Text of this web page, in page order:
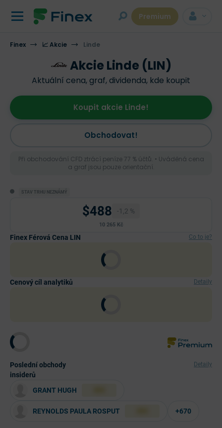
Premium
Finex 📈 Akcie Linde
Akcie Linde (LIN)
Aktuální cena, graf, dividenda, kde koupit
Obchodovat!
Koupit akcie Linde!
Při obchodování CFD ztrácí peníze 77 % účtů. • Uváděná cena
a graf jsou pouze orientační.
STAV TRHU NEZNÁMÝ
$488 -1,2 %
10 265 Kč
Finex Férová Cena LIN Co to je?
Cenový cíl analytiků Detaily
Poslední obchody
insiderů
Detaily
GRANT HUGH
REYNOLDS PAULA ROSPUT +670